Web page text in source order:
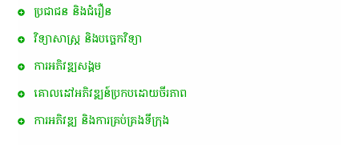
ប្រជាជន និងជំរឿន
វិទ្យាសាស្ត្រ និងបច្ចេកវិទ្យា
ការ​អភិវឌ្ឍ​សង្គម
គោលដៅ​អភិវឌ្ឍន៍​ប្រកបដោយ​ចីរភាព
ការអភិវឌ្ឍ និងការគ្រប់គ្រងទីក្រុង